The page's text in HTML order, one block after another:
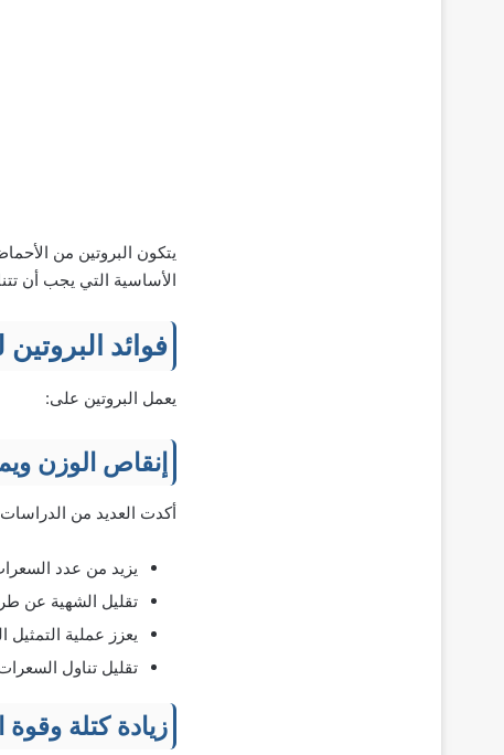
يتكون البروتين من
الأساسية التي يجب أن
فوائد
يعمل البروتين على:
إنقاص الوزن
أكدت العديد من
يزيد من عدد
تقليل الشهية عن
يعزز عملية التمثيل
تقليل تناول
زيادة كتلة